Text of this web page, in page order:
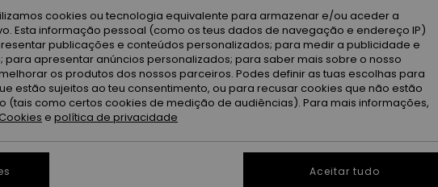
Aqua Splash
6 7 8
cookies ou tecnologia equivalente para armazenar e/ou aceder a
Esta informação pessoal (como os teus dados de navegação e endereço IP)
publicações e conteúdos personalizados; para medir a publicidade e
apresentar anúncios personalizados; para saber mais sobre o nosso
os produtos dos nossos parceiros. Podes definir as tuas escolhas para
estão sujeitos ao teu consentimento, ou para recusar cookies que não estão
(tais como certos cookies de medição de audiências). Para mais informações,
e política de privacidade
Aceitar tudo